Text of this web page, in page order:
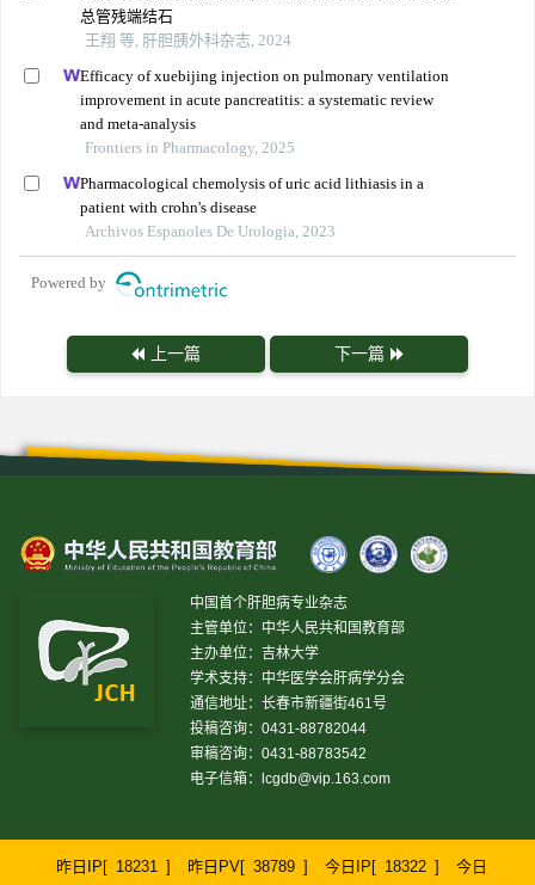
总管残端结石
王翔 等, 肝胆胰外科杂志, 2024
Efficacy of xuebijing injection on pulmonary ventilation
improvement in acute pancreatitis: a systematic review
and meta-analysis
Frontiers in Pharmacology, 2025
Pharmacological chemolysis of uric acid lithiasis in a
patient with crohn's disease
Archivos Espanoles De Urologia, 2023
Powered by
上一篇 下一篇
中国首个肝胆病专业杂志
主管单位：中华人民共和国教育部
主办单位：吉林大学
学术支持：中华医学会肝病学分会
通信地址：长春市新疆街461号
投稿咨询：0431-88782044
审稿咨询：0431-88783542
电子信箱：
lcgdb@vip.163.com
昨日IP[ 18231 ] 昨日PV[ 38789 ] 今日IP[ 18322 ] 今日